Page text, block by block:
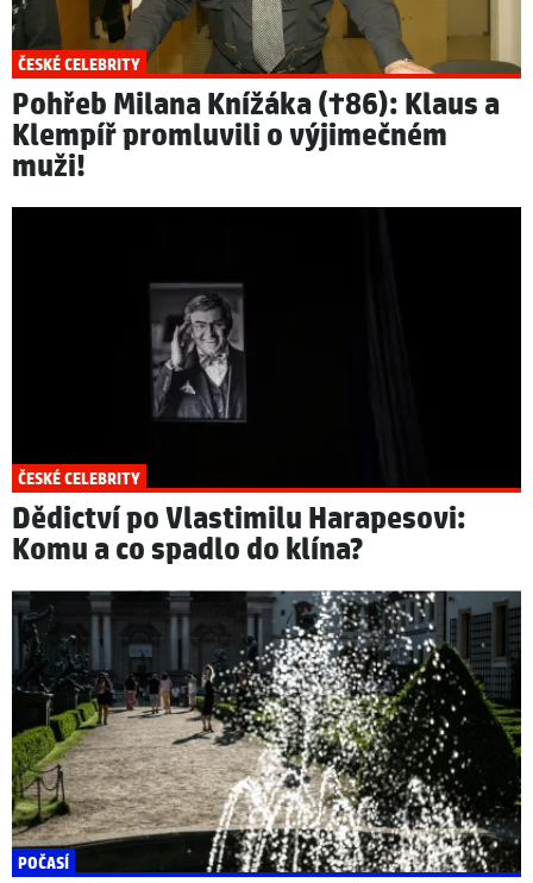
ČESKÉ CELEBRITY
Pohřeb Milana Knížáka (†86): Klaus a
Klempíř promluvili o výjimečném
muži!
ČESKÉ CELEBRITY
Dědictví po Vlastimilu Harapesovi:
Komu a co spadlo do klína?
POČASÍ